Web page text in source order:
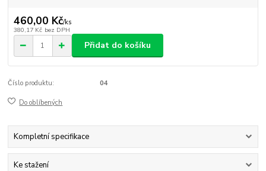
460,00 Kč/ks
380,17 Kč bez DPH
Přidat do košíku
Číslo produktu: 04
Do oblíbených
Kompletní specifikace
Ke stažení